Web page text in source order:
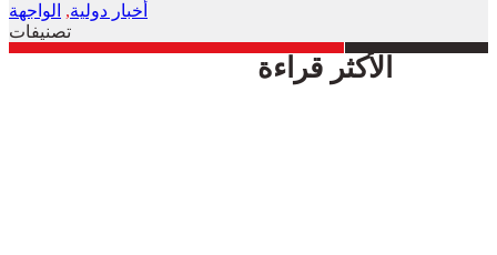
الأكثر قراءة
أخبار دولية, الواجهة
تصنيفات